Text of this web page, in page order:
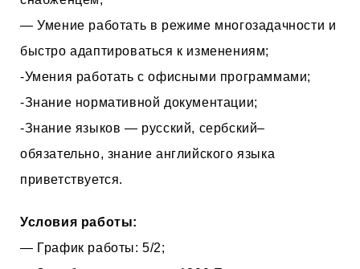
— Умение работать в режиме многозадачности и
быстро адаптироваться к изменениям;
-Умения работать с офисными программами;
-Знание нормативной документации;
-Знание языков — русский, сербский–
обязательно, знание английского языка
приветствуется.
Условия работы:
— График работы: 5/2;